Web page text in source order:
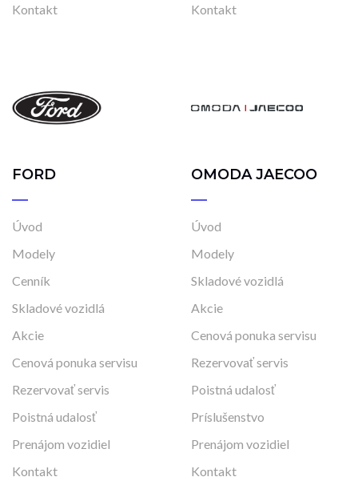
Kontakt
Kontakt
FORD
Úvod
Modely
Cenník
Skladové vozidlá
Akcie
Cenová ponuka servisu
Rezervovať servis
Poistná udalosť
Prenájom vozidiel
Kontakt
OMODA JAECOO
Úvod
Modely
Skladové vozidlá
Akcie
Cenová ponuka servisu
Rezervovať servis
Poistná udalosť
Príslušenstvo
Prenájom vozidiel
Kontakt